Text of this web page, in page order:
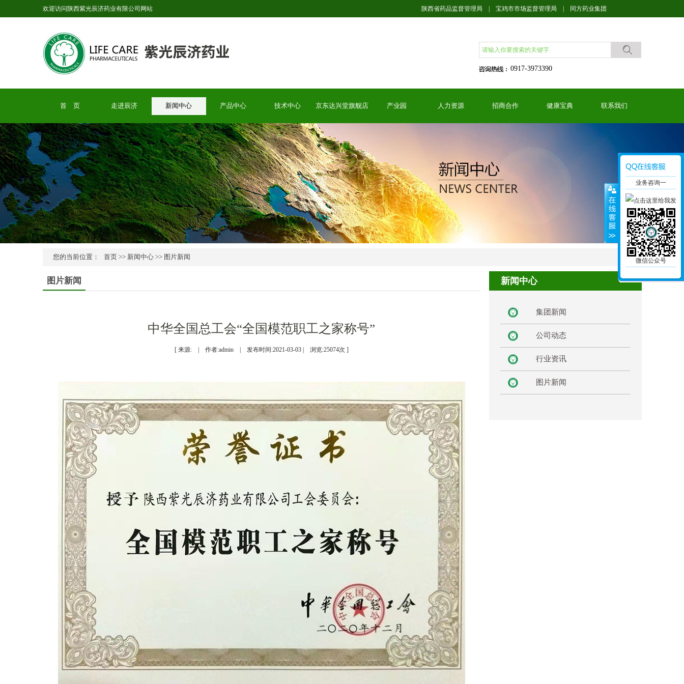
欢迎访问陕西紫光辰济药业有限公司网站 陕西省药品监督管理局 宝鸡市市场监督管理局 同方药业集团
0917-3973390
首 页 走进辰济 新闻中心 产品中心 技术中心 京东达兴堂旗舰店 产业园 人力资源 招商合作 健康宝典 联系我们
您的当前位置： 首页>> 新闻中心>> 图片新闻
图片新闻
中华全国总工会“全国模范职工之家称号”
[ 来源: | 作者:admin | 发布时间:2021-03-03 | 浏览:25074次 ]
新闻中心
集团新闻
公司动态
行业资讯
图片新闻
业务咨询一
微信公众号